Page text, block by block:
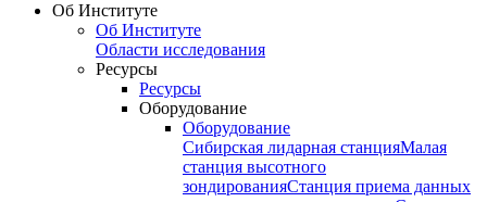
Об Институте
Об Институте
Области исследования
Ресурсы
Ресурсы
Оборудование
Оборудование
Сибирская лидарная станцияМалая
станция высотного
зондированияСтанция приема данных